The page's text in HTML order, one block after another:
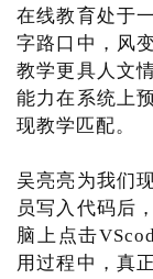
在线教育处于
字路口中，风
教学更具人文
能力在系统上
现教学匹配。
吴亮亮为我们
员写入代码后
脑上点击
用过程中，真